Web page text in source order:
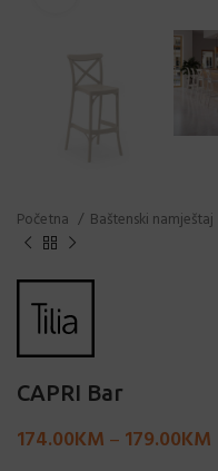
Početna Baštenski namještaj
CAPRI Bar
174.00KM – 179.00KM